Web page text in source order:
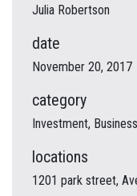
Julia Robertson
date
November 20, 2017
category
Investment, Business
locations
1201 park street,